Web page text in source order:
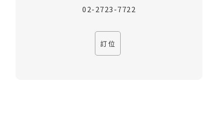
02-2723-7722
訂位